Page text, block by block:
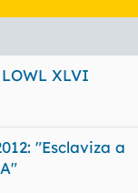
XLVI
"Esclaviza a